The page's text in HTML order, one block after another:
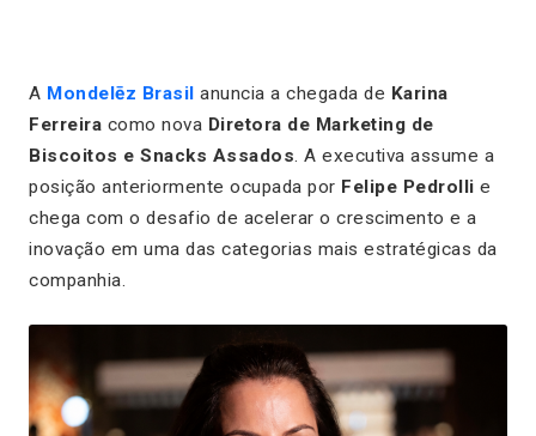
A Mondelēz Brasil anuncia a chegada de Karina
Ferreira como nova Diretora de Marketing de
Biscoitos e Snacks Assados. A executiva assume a
posição anteriormente ocupada por Felipe Pedrolli e
chega com o desafio de acelerar o crescimento e a
inovação em uma das categorias mais estratégicas da
companhia.